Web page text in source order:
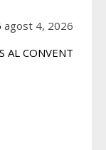
agost 4, 2026
AL CONVENT